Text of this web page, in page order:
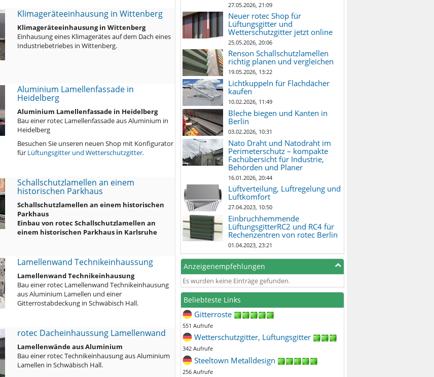
Klimageräteeinhausung in Wittenberg
Klimageräteeinhausung in Wittenberg
Einhausung eines Klimagerätes auf dem Dach eines
Industriebetriebes in Wittenberg.
Aluminium Lamellenfassade in
Heidelberg
Aluminium Lamellenfassade in Heidelberg
Bau einer rotec Lamellenfassade aus Aluminium in
Heidelberg
Besuchen Sie unseren neuen Shop mit Konfigurator
für Lüftungsgitter und Wetterschutzgitter.
Schallschutzlamellen an einem
historischen Parkhaus
Schallschutzlamellen an einem historischen
Parkhaus
Einbau von rotec Schallschutzlamellen an
einem historischen Parkhaus in Karlsruhe
Lamellenwand Technikeinhaussung
Lamellenwand Technikeinhausung
Bau einer rotec Lamellenwand Technikeinhausung
aus Aluminium Lamellen und einer
Gitterrostabdeckung in Schwäbisch Hall.
rotec Dacheinhaussung Lamellenwand
Lamellenwände aus Aluminium
Bau einer rotec Technikeinhausung aus Aluminium
Lamellen in Schwäbisch Hall.
27.05.2026, 21:09
Neuer rotec Shop für
Lüftungsgitter und
Wetterschutzgitter jetzt online
25.05.2026, 20:06
Renson Schallschutzlamellen
richtig planen und vergleichen
19.05.2026, 13:22
Lichtkuppeln für Flachdächer
kaufen
10.02.2026, 11:49
Bleche biegen und Kanten in
Berlin
03.02.2026, 10:31
Nato Draht und Natodraht im
Perimeterschutz – kompakte
Fachübersicht für Industrie,
Behörden und Planer
16.01.2026, 20:44
Luftverteilung, Luftregelung und
Luftkomfort
27.04.2023, 10:50
Einbruchhemmende
LüftungsgitterRC2 und RC4 für
Rechenzentren von rotec Berlin
01.04.2023, 23:21
Anzeigenempfehlungen
Es wurden keine Einträge gefunden.
Beliebteste Links
Gitterroste
551 Aufrufe
Wetterschutzgitter, Lüftungsgitter
342 Aufrufe
Steeltown Metalldesign
256 Aufrufe